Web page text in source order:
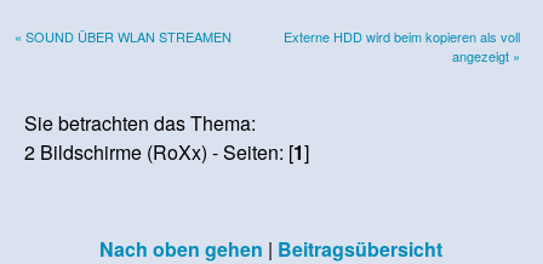
« SOUND ÜBER WLAN STREAMEN
Externe HDD wird beim kopieren als voll
angezeigt »
Sie betrachten das Thema:
2 Bildschirme (RoXx) - Seiten: [1]
Nach oben gehen | Beitragsübersicht